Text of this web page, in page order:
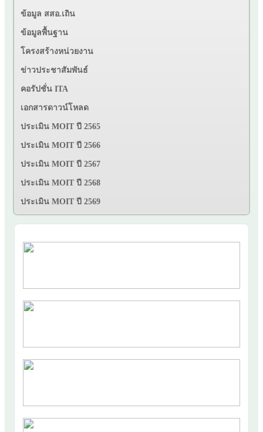
ข้อมูล สสอ.เถิน
ข้อมูลพื้นฐาน
โครงสร้างหน่วยงาน
ข่าวประชาสัมพันธ์
คอรัปชั่น ITA
เอกสารดาวน์โหลด
ประเมิน MOIT ปี 2565
ประเมิน MOIT ปี 2566
ประเมิน MOIT ปี 2567
ประเมิน MOIT ปี 2568
ประเมิน MOIT ปี 2569